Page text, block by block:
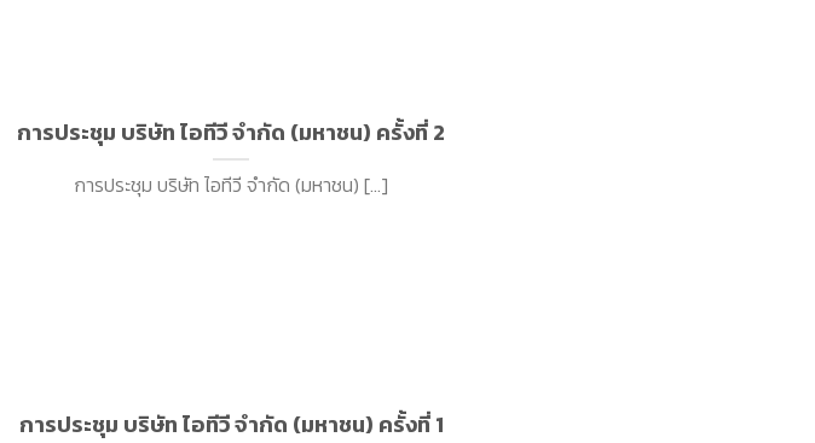
การประชุม บริษัท ไอทีวี จำกัด (มหาชน) ครั้งที่ 2
การประชุม บริษัท ไอทีวี จำกัด (มหาชน) [...]
การประชุม บริษัท ไอทีวี จำกัด (มหาชน) ครั้งที่ 1